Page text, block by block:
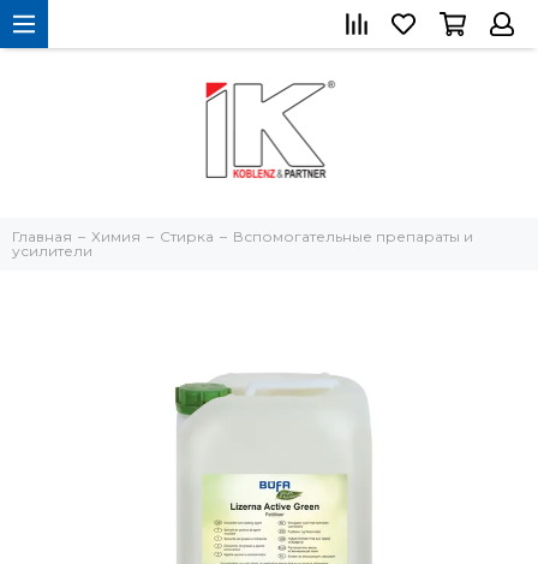
Главная Химия Стирка
Вспомогательные препараты и
усилители